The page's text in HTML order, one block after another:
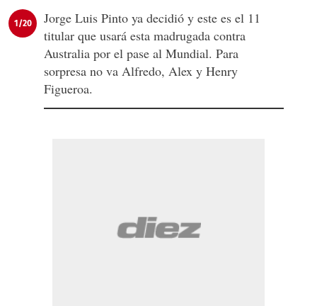
1/20
Jorge Luis Pinto ya decidió y este es el 11
titular que usará esta madrugada contra
Australia por el pase al Mundial. Para
sorpresa no va Alfredo, Alex y Henry
Figueroa.